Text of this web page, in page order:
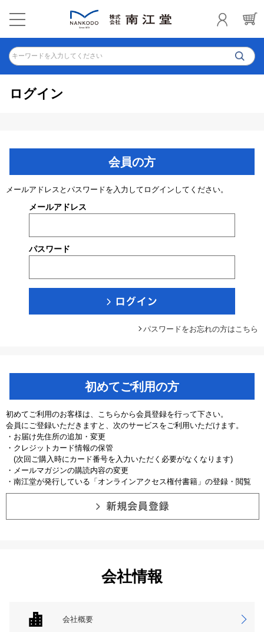
キーワードを入力してください
ログイン
会員の方
メールアドレスとパスワードを入力してログインしてください。
メールアドレス
パスワード
パスワードをお忘れの方はこちら
初めてご利用の方
初めてご利用のお客様は、こちらから会員登録を行って下さい。
会員にご登録いただきますと、次のサービスをご利用いただけます。
・お届け先住所の追加・変更
・クレジットカード情報の保管
(次回ご購入時にカード番号を入力いただく必要がなくなります)
・メールマガジンの購読内容の変更
・南江堂が発行している「オンラインアクセス権付書籍」の登録・閲覧
会社情報
会社概要